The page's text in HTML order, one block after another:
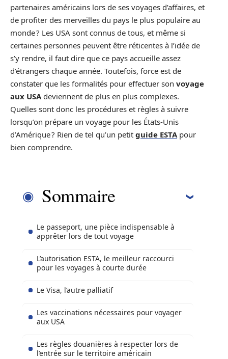
partenaires américains lors de ses voyages d’affaires, et
de profiter des merveilles du pays le plus populaire au
monde ? Les USA sont connus de tous, et même si
certaines personnes peuvent être réticentes à l’idée de
s’y rendre, il faut dire que ce pays accueille assez
d’étrangers chaque année. Toutefois, force est de
constater que les formalités pour effectuer son voyage
aux USA deviennent de plus en plus complexes.
Quelles sont donc les procédures et règles à suivre
lorsqu’on prépare un voyage pour les États-Unis
d’Amérique ? Rien de tel qu’un petit guide ESTA pour
bien comprendre.
Sommaire
Le passeport, une pièce indispensable à
apprêter lors de tout voyage
L’autorisation ESTA, le meilleur raccourci
pour les voyages à courte durée
Le Visa, l’autre palliatif
Les vaccinations nécessaires pour voyager
aux USA
Les règles douanières à respecter lors de
l’entrée sur le territoire américain